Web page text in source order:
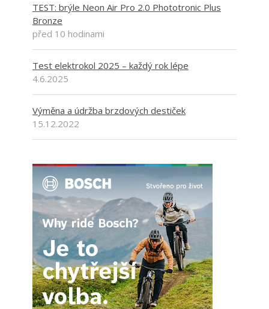
TEST: brýle Neon Air Pro 2.0 Phototronic Plus
Bronze
před 10 hodinami
Test elektrokol 2025 – každý rok lépe
4.6.2025
Výměna a údržba brzdových destiček
15.12.2022